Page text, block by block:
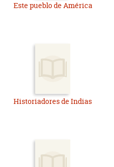
Este pueblo de América
Historiadores de Indias